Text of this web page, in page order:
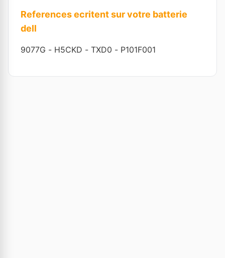
References ecritent sur votre batterie
dell
9077G - H5CKD - TXD0 - P101F001